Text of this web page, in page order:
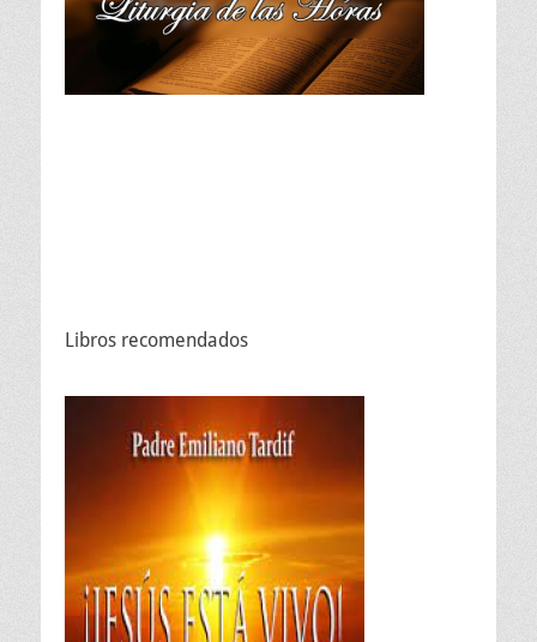
Libros recomendados